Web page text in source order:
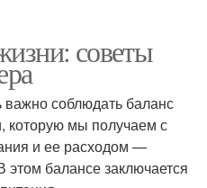
советы
важно соблюдать баланс
которую мы получаем с
и ее расходом —
этом балансе заключается